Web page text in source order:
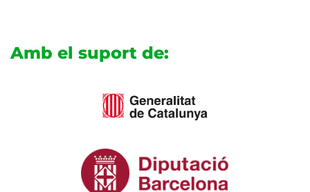
Amb el suport de: